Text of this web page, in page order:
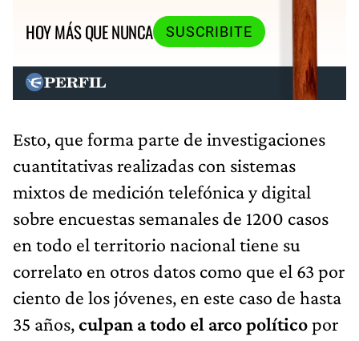
HOY MÁS QUE NUNCA
SUSCRIBITE
Esto, que forma parte de investigaciones
cuantitativas realizadas con sistemas
mixtos de medición telefónica y digital
sobre encuestas semanales de 1200 casos
en todo el territorio nacional tiene su
correlato en otros datos como que el 63 por
ciento de los jóvenes, en este caso de hasta
35 años,culpan a todo el arco políticopor